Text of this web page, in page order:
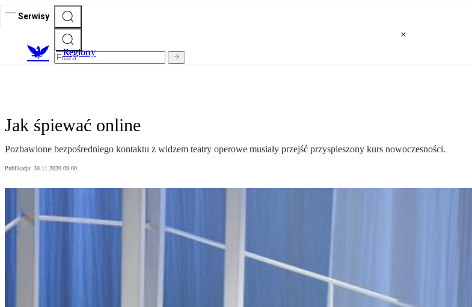
Serwisy
Regiony
Jak śpiewać online
Pozbawione bezpośredniego kontaktu z widzem teatry operowe musiały przejść przyspieszony kurs nowoczesności.
Publikacja: 30.11.2020 09:00